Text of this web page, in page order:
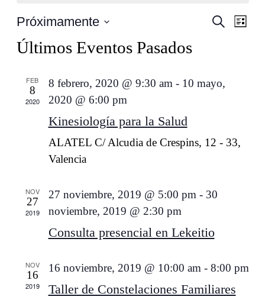
vistas
Buscar
Lista
Próximamente
Seleccionar
fecha.
Últimos Eventos Pasados
FEB
8
2020
8 febrero, 2020 @ 9:30 am- 10 mayo,
2020 @ 6:00 pm
Kinesiología para la Salud
ALATEL C/ Alcudia de Crespins, 12 - 33,
Valencia
NOV
27
2019
27 noviembre, 2019 @ 5:00 pm- 30
noviembre, 2019 @ 2:30 pm
Consulta presencial en Lekeitio
NOV
16
2019
16 noviembre, 2019 @ 10:00 am- 8:00 pm
Taller de Constelaciones Familiares